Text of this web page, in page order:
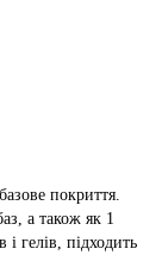
покриття.
а також як 1
гелів, підходить